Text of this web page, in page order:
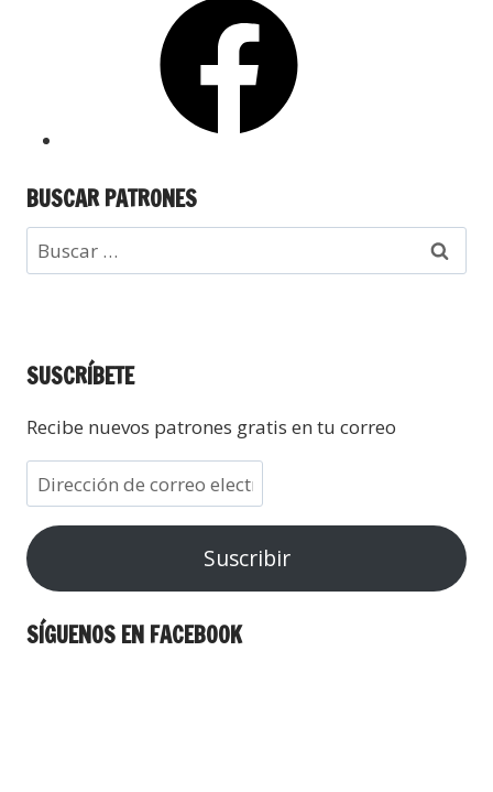
BUSCAR PATRONES
SUSCRÍBETE
Recibe nuevos patrones gratis en tu correo
Suscribir
SÍGUENOS EN FACEBOOK